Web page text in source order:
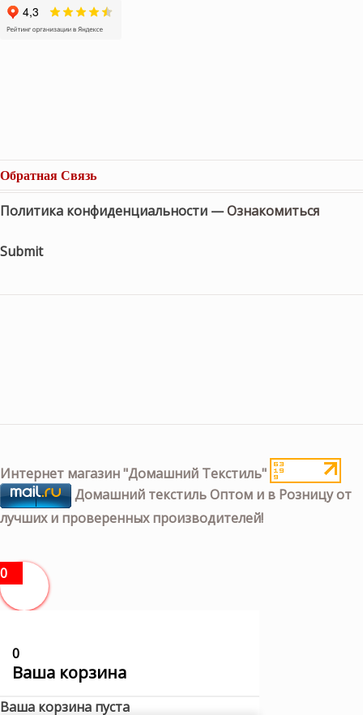
Обратная Связь
Политика конфиденциальности —Ознакомиться
Submit
Интернет магазин "Домашний Текстиль"
Домашний текстиль Оптом и в Розницу от
лучших и проверенных производителей!
0
0
Ваша корзина
Ваша корзина пуста